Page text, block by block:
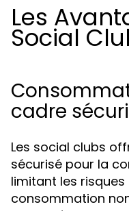
Les
Social
cadre
Les social clubs
sécurisé pour la
limitant les
consommation